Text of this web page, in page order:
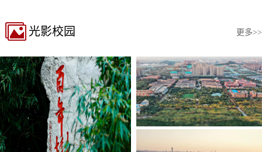
光影校园 更多>>